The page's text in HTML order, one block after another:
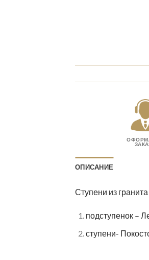
ОПИСАНИЕ
Ступени из
подступенок –
ступени-